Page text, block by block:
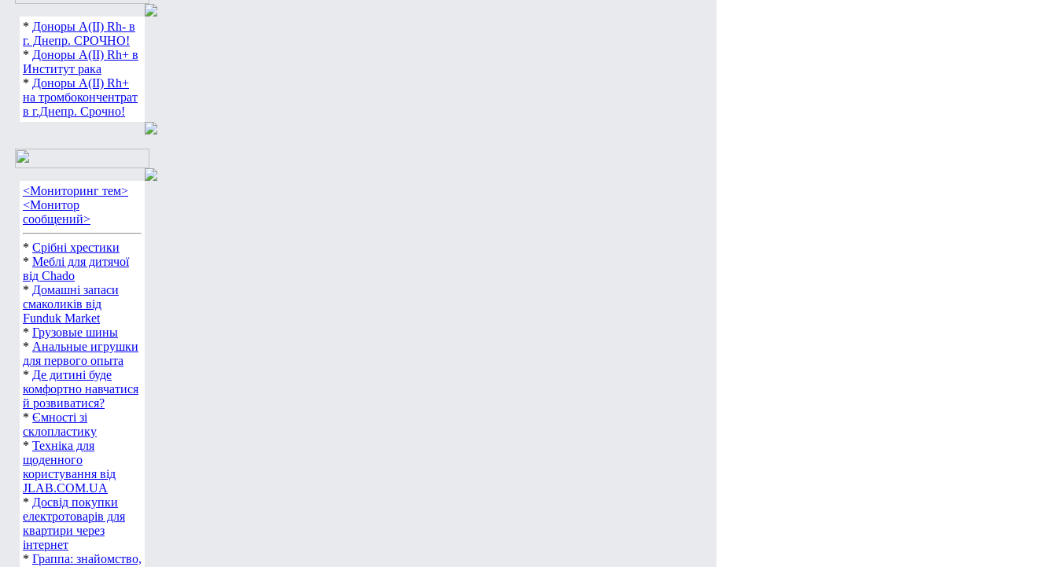
* Доноры А(ІІ) Rh- в
г. Днепр. СРОЧНО!
* Доноры А(ІІ) Rh+ в
Институт рака
* Доноры А(ІІ) Rh+
на тромбокончентрат
в г.Днепр. Срочно!
<Мониторинг тем>
<Монитор
сообщений>
* Срібні хрестики
* Меблі для дитячої
від Chado
* Домашні запаси
смаколиків від
Funduk Market
* Грузовые шины
* Анальные игрушки
для первого опыта
* Де дитині буде
комфортно навчатися
й розвиватися?
* Ємності зі
склопластику
* Техніка для
щоденного
користування від
JLAB.COM.UA
* Досвід покупки
електротоварів для
квартири через
інтернет
* Граппа: знайомство,